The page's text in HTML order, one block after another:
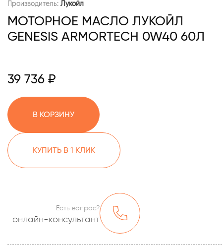
Производитель: Лукойл
МОТОРНОЕ МАСЛО ЛУКОЙЛ
GENESIS ARMORTECH 0W40 60Л
39 736 ₽
В КОРЗИНУ
КУПИТЬ В 1 КЛИК
Есть вопрос?
онлайн-консультант